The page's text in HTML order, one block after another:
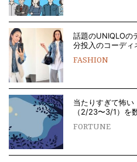
話題のUNIQLOの
分投入のコーディ
FASHION
当たりすぎて怖
（2/23〜3/1）を
FORTUNE